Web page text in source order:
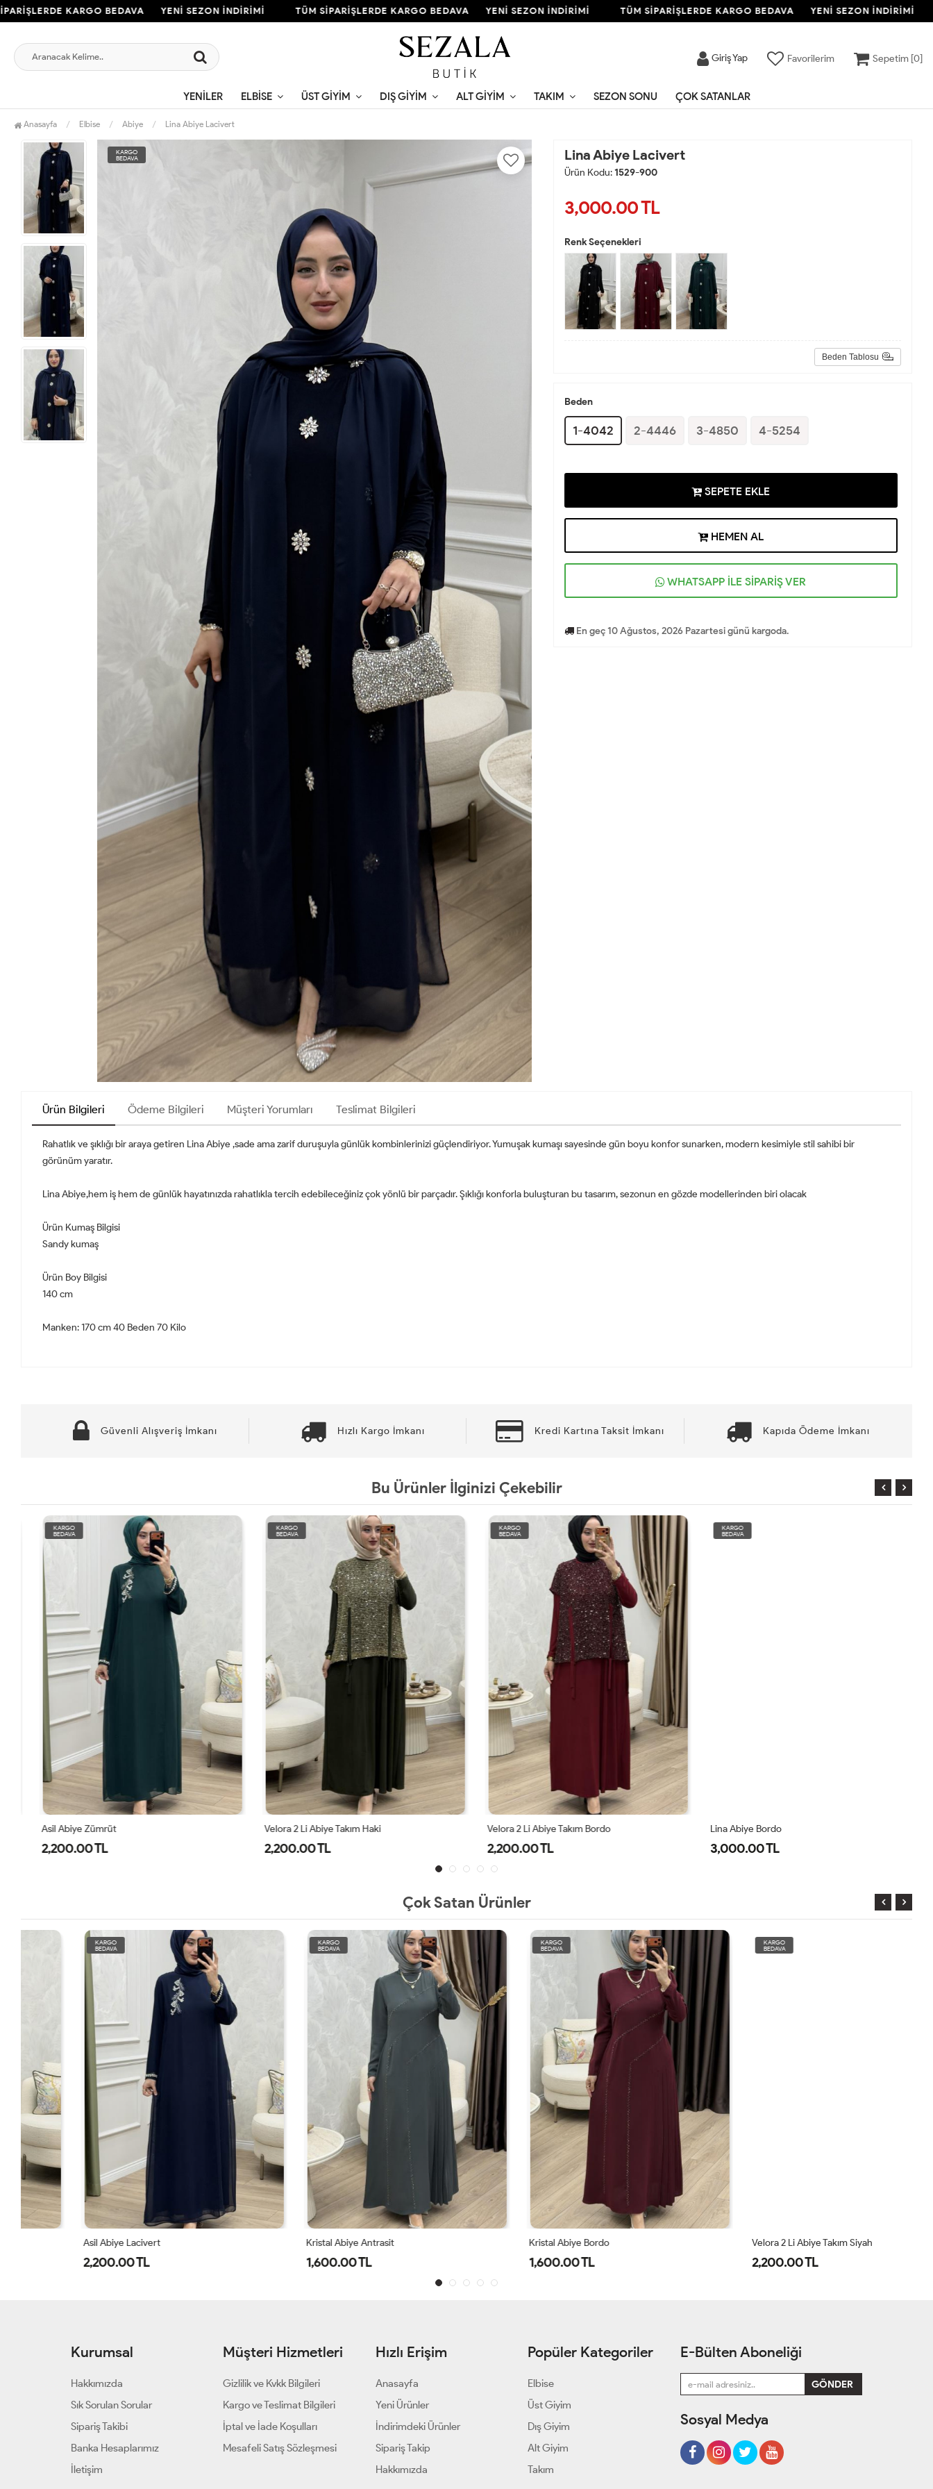
KARGO BEDAVA YENİ SEZON İNDİRİMİ TÜM SİPARİŞLERDE KARGO BEDAVA YENİ SEZON İNDİRİMİ TÜM SİPARİŞLERDE KARGO BEDAVA YENİ SEZON İNDİRİMİ
Giriş Yap Favorilerim Sepetim [0]
YENILER ELBISE ÜST GIYIM DIŞ GIYIM ALT GIYIM TAKIM SEZON SONU ÇOK SATANLAR
Anasayfa Elbise Abiye Lina Abiye Lacivert
KARGO
BEDAVA
Lina Abiye Lacivert
Ürün Kodu:1529-900
3,000.00TL
Renk Seçenekleri
Beden Tablosu
Beden
1-4042 2-4446 3-4850 4-5254
SEPETE EKLE
HEMEN AL
WHATSAPP İLE SİPARİŞ VER
En geç 10 Ağustos, 2026 Pazartesi günü kargoda.
Ürün Bilgileri Ödeme Bilgileri Müşteri Yorumları Teslimat Bilgileri
Rahatlık ve şıklığı bir araya getiren Lina Abiye ,sade ama zarif duruşuyla günlük kombinlerinizi güçlendiriyor. Yumuşak kumaşı sayesinde gün boyu konfor sunarken, modern kesimiyle stil sahibi bir
görünüm yaratır.
Lina Abiye,hem iş hem de günlük hayatınızda rahatlıkla tercih edebileceğiniz çok yönlü bir parçadır. Şıklığı konforla buluşturan bu tasarım, sezonun en gözde modellerinden biri olacak
Ürün Kumaş Bilgisi
Sandy kumaş
Ürün Boy Bilgisi
140 cm
Manken: 170 cm 40 Beden 70 Kilo
Güvenli Alışveriş İmkanı Hızlı Kargo İmkanı Kredi Kartına Taksit İmkanı Kapıda Ödeme İmkanı
Bu Ürünler İlginizi Çekebilir
KARGO
BEDAVA
Asil Abiye Zümrüt
2,200.00 TL
KARGO
BEDAVA
Velora 2 Li Abiye Takım Haki
2,200.00 TL
KARGO
BEDAVA
Velora 2 Li Abiye Takım Bordo
2,200.00 TL
KARGO
BEDAVA
Lina Abiye Bordo
3,000.00 TL
Çok Satan Ürünler
Asil Abiye Lacivert
2,200.00 TL
Kristal Abiye Antrasit
1,600.00 TL
Kristal Abiye Bordo
1,600.00 TL
Velora 2 Li Abiye Takım Siyah
2,200.00 TL
Kurumsal
Hakkımızda
Sık Sorulan Sorular
Sipariş Takibi
Banka Hesaplarımız
İletişim
Müşteri Hizmetleri
Gizlilik ve Kvkk Bilgileri
Kargo ve Teslimat Bilgileri
İptal ve İade Koşulları
Mesafeli Satış Sözleşmesi
Hızlı Erişim
Anasayfa
Yeni Ürünler
İndirimdeki Ürünler
Sipariş Takip
Hakkımızda
Popüler Kategoriler
Elbise
Üst Giyim
Dış Giyim
Alt Giyim
Takım
E-Bülten Aboneliği
Sosyal Medya